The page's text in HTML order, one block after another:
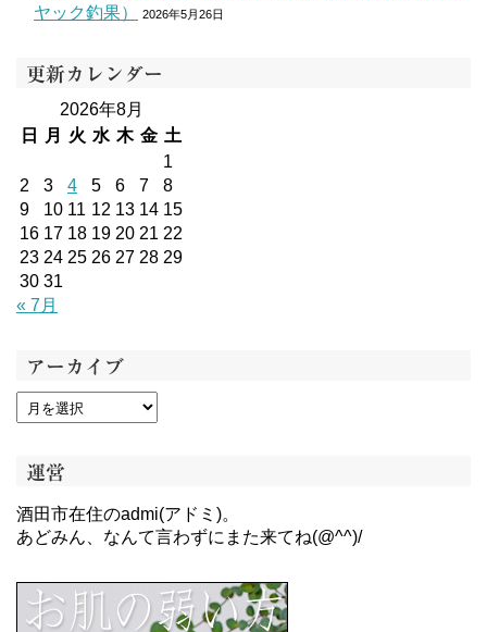
ヤック釣果）
2026年5月26日
更新カレンダー
2026年8月
日
月 火 水 木 金 土
1
2
3 4 5 6 7
8
9
10 11 12 13 14 15
16 17 18 19 20 21 22
23 24 25 26 27 28 29
30 31
« 7月
アーカイブ
運営
酒田市在住のadmi(アドミ)。
あどみん、なんて言わずにまた来てね(@^^)/